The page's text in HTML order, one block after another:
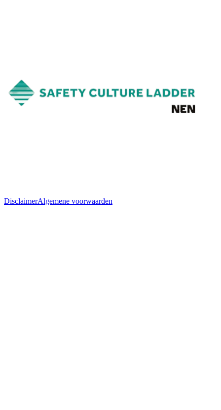
DisclaimerAlgemene voorwaarden